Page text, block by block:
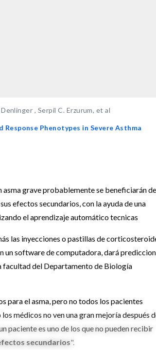
, Serpil C. Erzurum, et al
Phenotypes in Severe Asthma
grave probablemente se beneficiarán
efectos secundarios, con la ayuda de una
el aprendizaje automático tecnicas
las inyecciones o pastillas de
un software de computadora, dará
facultad del Departamento de Biología
para el asma, pero no todos los pacientes
médicos no ven una gran mejoría después
paciente es uno de los que no pueden recibir
secundarios".